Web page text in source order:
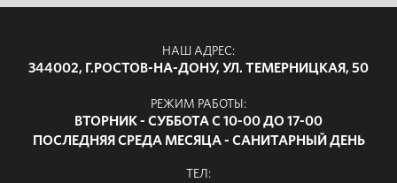
НАШ АДРЕС:
344002, Г.РОСТОВ-НА-ДОНУ, УЛ. ТЕМЕРНИЦКАЯ, 50
РЕЖИМ РАБОТЫ:
ВТОРНИК - СУББОТА С 10-00 ДО 17-00
ПОСЛЕДНЯЯ СРЕДА МЕСЯЦА - САНИТАРНЫЙ ДЕНЬ
ТЕЛ: